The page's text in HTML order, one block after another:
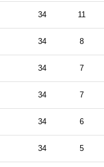
34 11
34 8
34 7
34 7
34 6
34 5